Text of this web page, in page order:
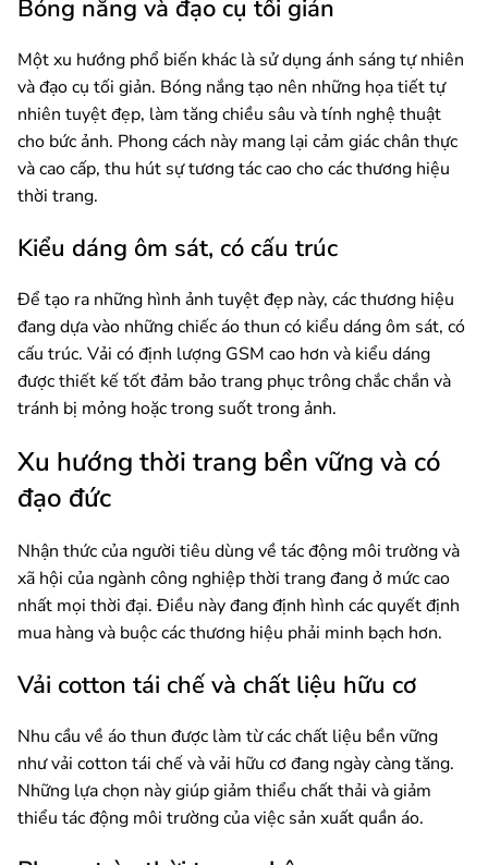
Bóng nắng và đạo cụ tối giản
Một xu hướng phổ biến khác là sử dụng ánh sáng tự nhiên
và đạo cụ tối giản. Bóng nắng tạo nên những họa tiết tự
nhiên tuyệt đẹp, làm tăng chiều sâu và tính nghệ thuật
cho bức ảnh. Phong cách này mang lại cảm giác chân thực
và cao cấp, thu hút sự tương tác cao cho các thương hiệu
thời trang.
Kiểu dáng ôm sát, có cấu trúc
Để tạo ra những hình ảnh tuyệt đẹp này, các thương hiệu
đang dựa vào những chiếc áo thun có kiểu dáng ôm sát, có
cấu trúc. Vải có định lượng GSM cao hơn và kiểu dáng
được thiết kế tốt đảm bảo trang phục trông chắc chắn và
tránh bị mỏng hoặc trong suốt trong ảnh.
Xu hướng thời trang bền vững và có
đạo đức
Nhận thức của người tiêu dùng về tác động môi trường và
xã hội của ngành công nghiệp thời trang đang ở mức cao
nhất mọi thời đại. Điều này đang định hình các quyết định
mua hàng và buộc các thương hiệu phải minh bạch hơn.
Vải cotton tái chế và chất liệu hữu cơ
Nhu cầu về áo thun được làm từ các chất liệu bền vững
như vải cotton tái chế và vải hữu cơ đang ngày càng tăng.
Những lựa chọn này giúp giảm thiểu chất thải và giảm
thiểu tác động môi trường của việc sản xuất quần áo.